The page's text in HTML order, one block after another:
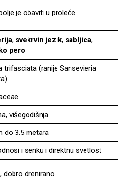
je obaviti u proleće.
, svekrvin jezik, sabljica,
pero
trifasciata (ranije Sansevieria
višegodišnja
do 3.5 metara
i senku i direktnu svetlost
dobro drenirano